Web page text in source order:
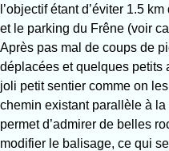
l’objectif étant d’éviter 1.5
et le parking du Frêne (voir
Après pas mal de coups de
déplacées et quelques petits
joli petit sentier comme on
chemin existant parallèle à
permet d’admirer de belles
modifier le balisage, ce qui